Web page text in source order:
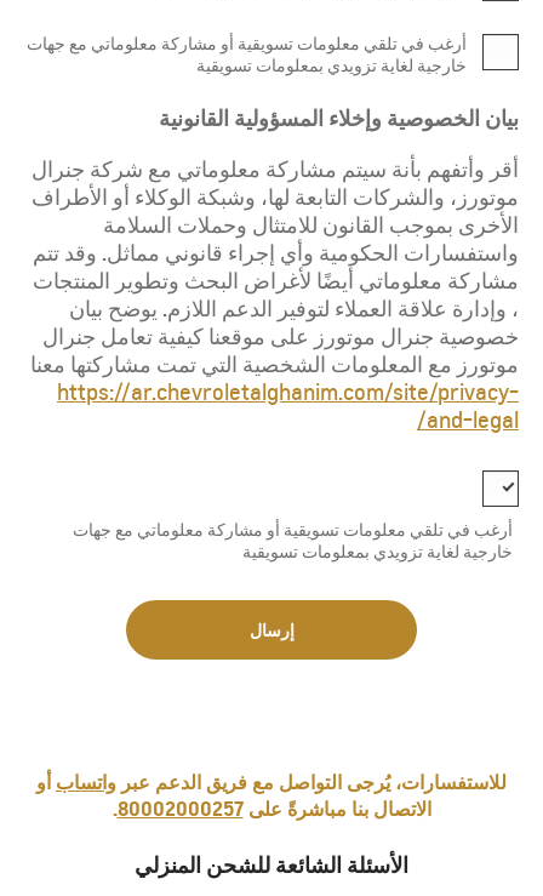
أرغب في تلقي معلومات تسويقية أو مشاركة معلوماتي مع جهات
خارجية لغاية تزويدي بمعلومات تسويقية
بيان الخصوصية وإخلاء المسؤولية القانونية
أقر وأتفهم بأنة سيتم مشاركة معلوماتي مع شركة جنرال
موتورز، والشركات التابعة لها، وشبكة الوكلاء أو الأطراف
الأخرى بموجب القانون للامتثال وحملات السلامة
واستفسارات الحكومية وأي إجراء قانوني مماثل. وقد تتم
مشاركة معلوماتي أيضًا لأغراض البحث وتطوير المنتجات
، وإدارة علاقة العملاء لتوفير الدعم اللازم. يوضح بيان
خصوصية جنرال موتورز على موقعنا كيفية تعامل جنرال
موتورز مع المعلومات الشخصية التي تمت مشاركتها معنا
https://ar.chevroletalghanim.com/site/privacy-
and-legal/
أرغب في تلقي معلومات تسويقية أو مشاركة معلوماتي مع جهات
خارجية لغاية تزويدي بمعلومات تسويقية
إرسال
‏للاستفسارات، يُرجى التواصل مع فريق الدعم عبر واتسابأو
الاتصال بنا مباشرةً على80002000257
.
الأسئلة الشائعة للشحن المنزلي